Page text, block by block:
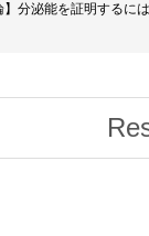
】分泌能を証明するに